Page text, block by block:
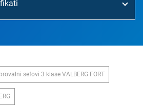
sefovi 3 klase VALBERG FORT